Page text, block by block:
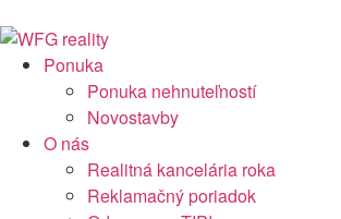
na
obsahPonuka
Ponuka nehnuteľností
Novostavby
O nás
Realitná kancelária roka
Reklamačný poriadok